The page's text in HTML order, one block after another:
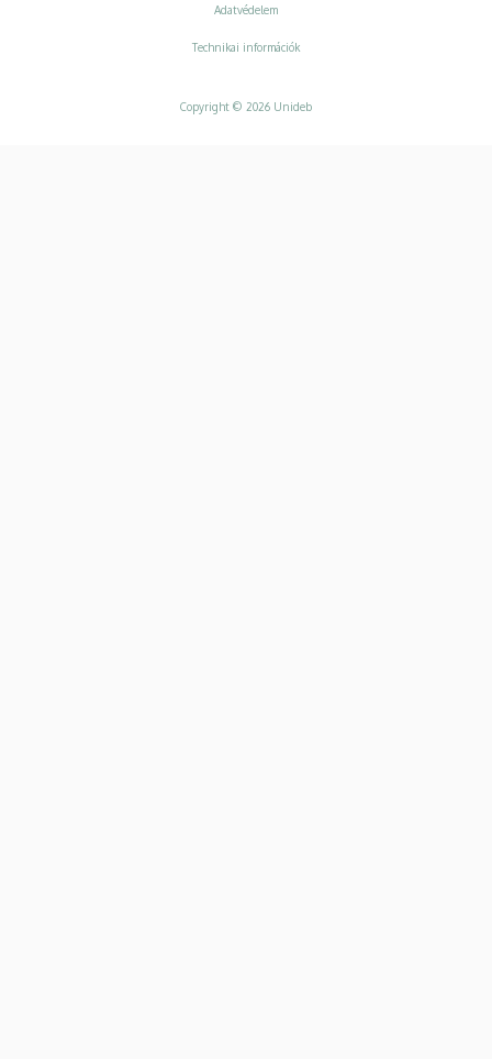
Adatvédelem
Technikai információk
Copyright © 2026 Unideb